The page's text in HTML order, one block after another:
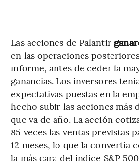
Las acciones de Palantir
en las operaciones
informe, antes de ceder la
ganancias. Los inversores
expectativas puestas en la
hecho subir las acciones más
que va de año. La acción
85 veces las ventas previstas
12 meses, lo que la convertía
la más cara del índice S&P